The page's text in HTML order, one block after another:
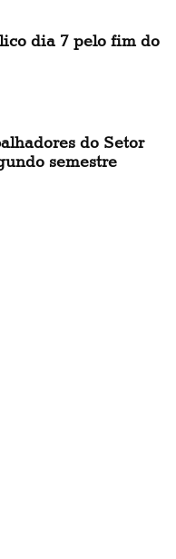
dia 7 pelo fim do
do Setor
semestre